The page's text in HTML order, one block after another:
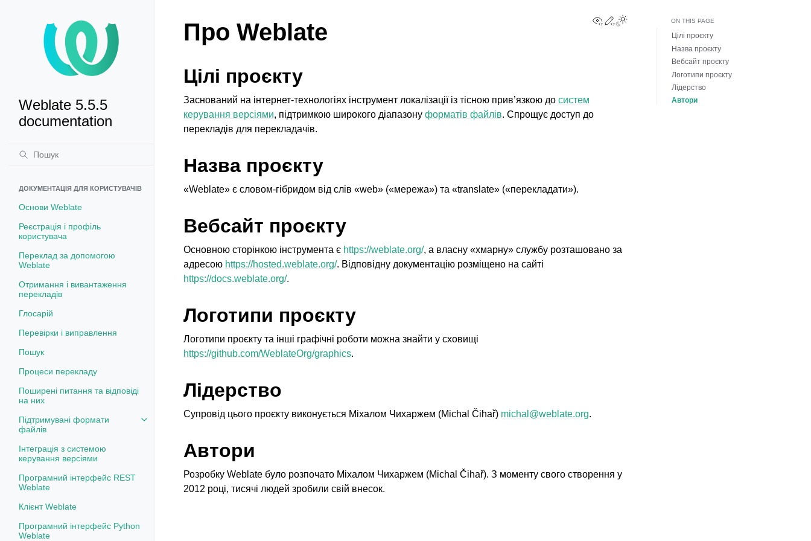
Weblate 5.5.5
documentation
ДОКУМЕНТАЦІЯ ДЛЯ КОРИСТУВАЧІВ
Основи Weblate
Реєстрація і профіль
користувача
Переклад за допомогою
Weblate
Отримання і вивантаження
перекладів
Глосарій
Перевірки і виправлення
Пошук
Процеси перекладу
Поширені питання та відповіді
на них
Підтримувані формати
файлів
Toggle navigation of Підтримувані формати файлів
Інтеграція з системою
керування версіями
Програмний інтерфейс REST
Weblate
Клієнт Weblate
Програмний інтерфейс Python
Weblate
View this page
Edit this page
Toggle Light / Dark / Auto color theme
Про Weblate
Цілі проєкту
Заснований на інтернет-технологіях інструмент локалізації із тісною прив’язкою до систем
керування версіями, підтримкою широкого діапазону форматів файлів. Спрощує доступ до
перекладів для перекладачів.
Назва проєкту
«Weblate» є словом-гібридом від слів «web» («мережа») та «translate» («перекладати»).
Вебсайт проєкту
Основною сторінкою інструмента є https://weblate.org/, а власну «хмарну» службу розташовано за
адресою https://hosted.weblate.org/. Відповідну документацію розміщено на сайті
https://docs.weblate.org/.
Логотипи проєкту
Логотипи проєкту та інші графічні роботи можна знайти у сховищі
https://github.com/WeblateOrg/graphics.
Лідерство
Супровід цього проєкту виконується Міхалом Чихаржем (Michal Čihař) michal @weblate.org.
Автори
Розробку Weblate було розпочато Міхалом Чихаржем (Michal Čihař). З моменту свого створення у
2012 році, тисячі людей зробили свій внесок.
ON THIS PAGE
Цілі проєкту
Назва проєкту
Вебсайт проєкту
Логотипи проєкту
Лідерство
Автори